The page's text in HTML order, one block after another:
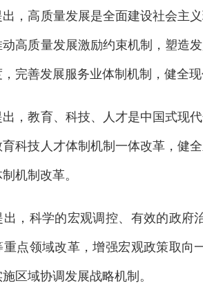
高质量发展是全面建设社会主义
高质量发展激励约束机制，塑造
完善发展服务业体制机制，健全
教育、科技、人才是中国式现代
科技人才体制机制一体改革，健
机制改革。
科学的宏观调控、有效的政府治
重点领域改革，增强宏观政策取向
区域协调发展战略机制。